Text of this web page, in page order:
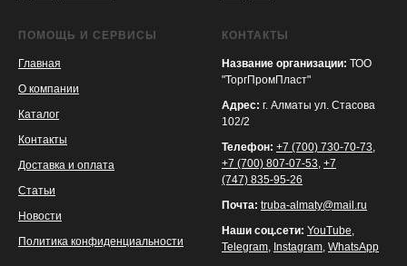
ПОМОЩЬ И СЕРВИСЫ
Главная
О компании
Каталог
Контакты
Доставка и оплата
Статьи
Новости
Политика конфиденциальности
КОНТАКТЫ
Название организации: ТОО
"ТоргПромПласт"
Адрес: г. Алматы ул. Стасова
102/2
Телефон: +7 (700) 730-70-73,
+7 (700) 807-07-53, +7
(747) 835-95-26
Почта: truba-almaty@mail.ru
Наши соц.сети: YouTube,
Telegram, Instagram, WhatsApp